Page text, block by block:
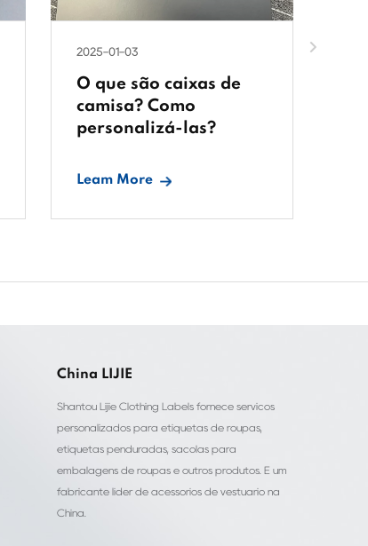
2025-01-03
O que são caixas de
camisa? Como
personalizá-las?
Leam More
China LIJIE
Shantou Lijie Clothing Labels fornece serviços
personalizados para etiquetas de roupas,
etiquetas penduradas, sacolas para
embalagens de roupas e outros produtos. É um
fabricante líder de acessórios de vestuário na
China.